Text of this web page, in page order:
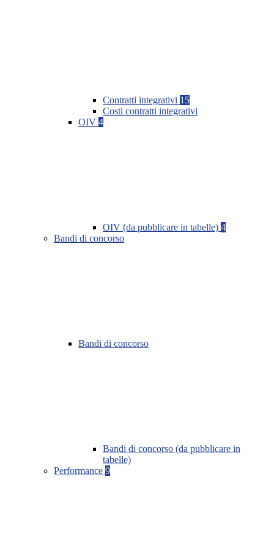
Contratti integrativi 15
Costi contratti integrativi
OIV 4
OIV (da pubblicare in tabelle) 4
Bandi di concorso
Bandi di concorso
Bandi di concorso (da pubblicare in
tabelle)
Performance 9